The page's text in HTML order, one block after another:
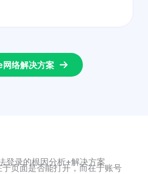
络解决方案
登录的根因分析+解决方案
页面是否能打开，而在于账号